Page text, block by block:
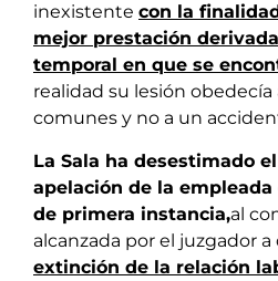
inexistente con la
mejor prestación
temporal en que se
realidad su lesión
comunes y no a un
La Sala ha desestimado
apelación de la
de primera instancia,al
alcanzada por el juzgador
extinción de la relación